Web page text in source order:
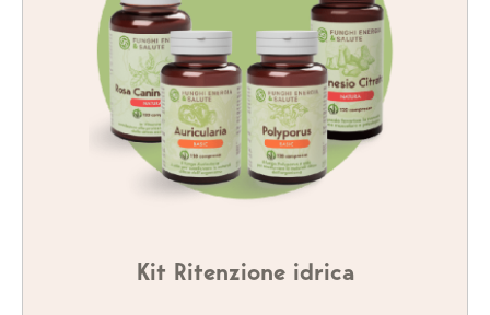
Kit Ritenzione idrica